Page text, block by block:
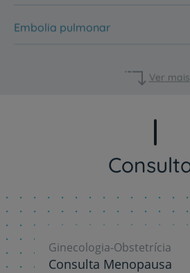
Ginecologia-Obstetrícia
Consulta Menopausa